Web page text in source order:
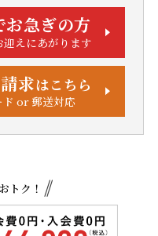
お急ぎの方
えにあがります
求はこちら
ド or 郵送対応
トク！